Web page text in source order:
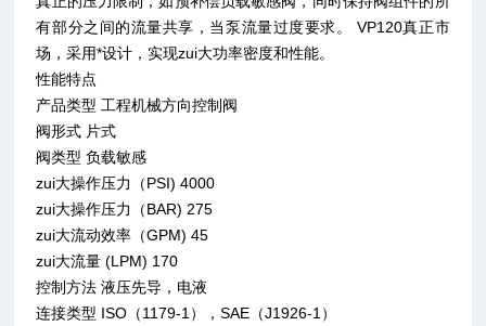
有部分之间的流量共享，当泵流量过度要求。 VP120真正市
场，采用*设计，实现zui大功率密度和性能。
性能特点
产品类型 工程机械方向控制阀
阀形式 片式
阀类型 负载敏感
zui大操作压力（PSI) 4000
zui大操作压力（BAR) 275
zui大流动效率（GPM) 45
zui大流量 (LPM) 170
控制方法 液压先导，电液
连接类型 ISO（1179-1），SAE（J1926-1）